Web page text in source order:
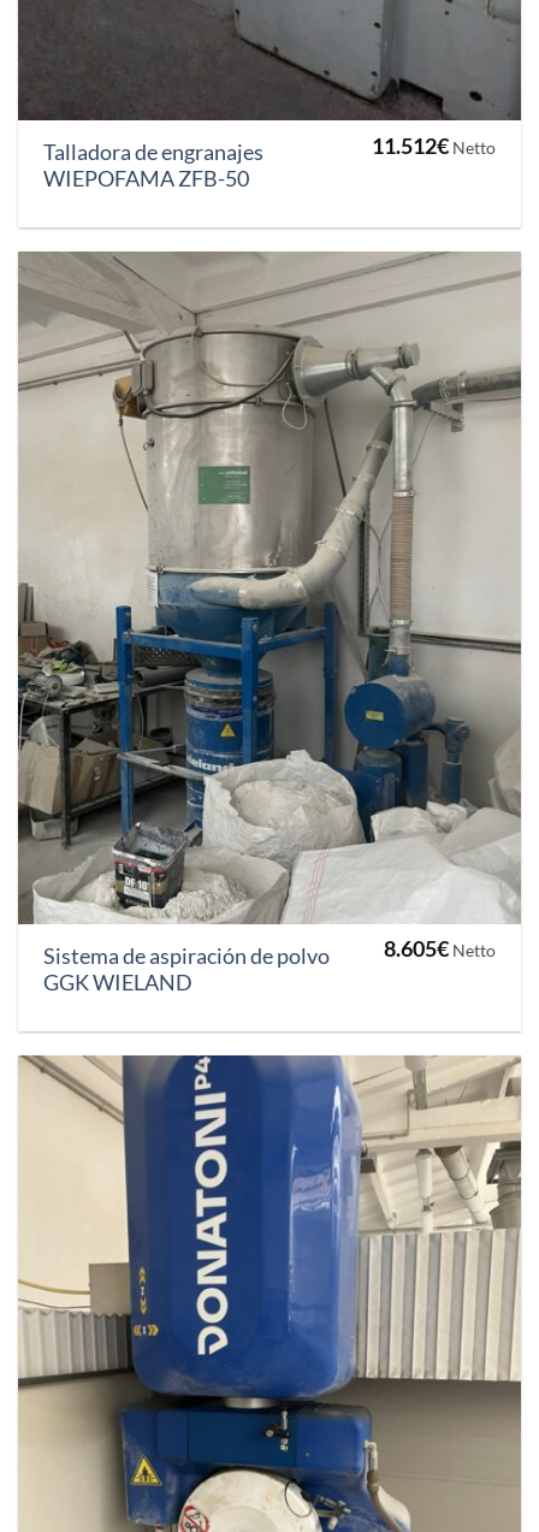
Talladora de engranajes
WIEPOFAMA ZFB-50
11.512€ Netto
Sistema de aspiración de polvo
GGK WIELAND
8.605€ Netto